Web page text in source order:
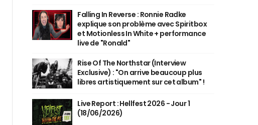
Falling In Reverse : Ronnie Radke
explique son problème avec Spiritbox
et Motionless In White + performance
live de "Ronald"
Rise Of The Northstar (Interview
Exclusive) : "On arrive beaucoup plus
libres artistiquement sur cet album" !
Live Report : Hellfest 2026 - Jour 1
(18/06/2026)